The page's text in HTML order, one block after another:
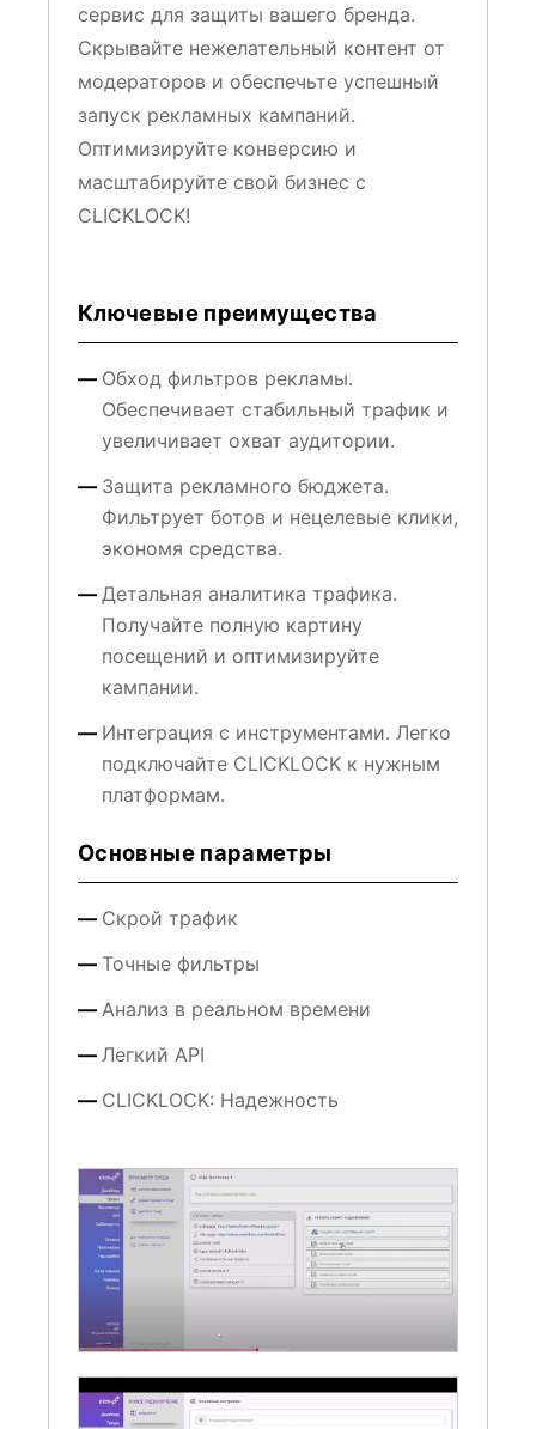
сервис для защиты вашего бренда.
Скрывайте нежелательный контент от
модераторов и обеспечьте успешный
запуск рекламных кампаний.
Оптимизируйте конверсию и
масштабируйте свой бизнес с
CLICKLOCK!
Ключевые преимущества
Обход фильтров рекламы.
Обеспечивает стабильный трафик и
увеличивает охват аудитории.
Защита рекламного бюджета.
Фильтрует ботов и нецелевые клики,
экономя средства.
Детальная аналитика трафика.
Получайте полную картину
посещений и оптимизируйте
кампании.
Интеграция с инструментами. Легко
подключайте CLICKLOCK к нужным
платформам.
Основные параметры
Скрой трафик
Точные фильтры
Анализ в реальном времени
Легкий API
CLICKLOCK: Надежность